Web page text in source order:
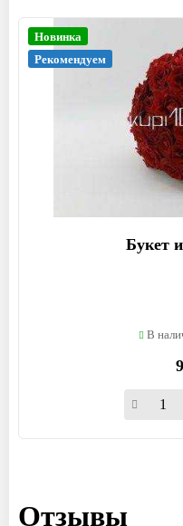
Новинка
Рекомендуем
Букет
В
Отзывы